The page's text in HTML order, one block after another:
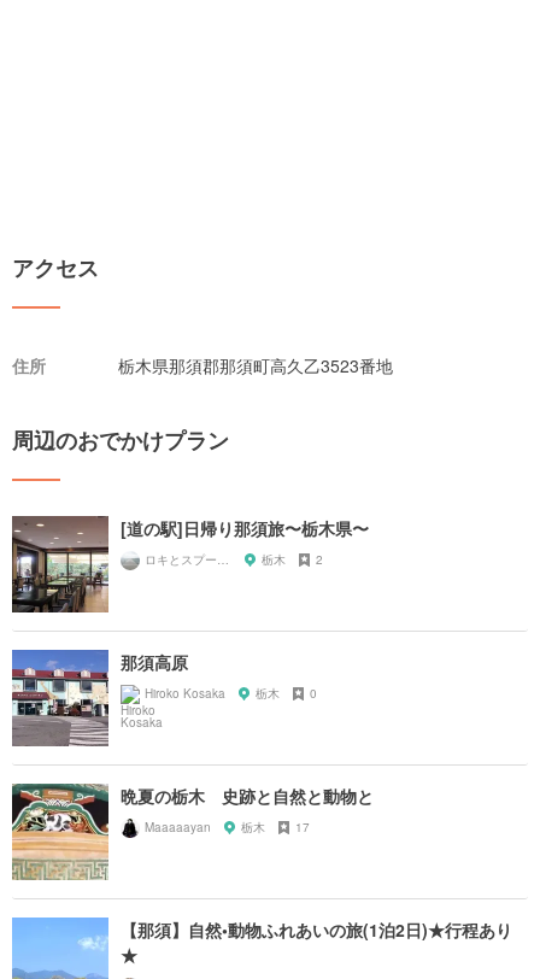
アクセス
住所 栃木県那須郡那須町高久乙3523番地
周辺のおでかけプラン
[道の駅]日帰り那須旅〜栃木県〜
栃木 2
那須高原
Hiroko Kosaka 栃木 0
晩夏の栃木 史跡と自然と動物と
Maaaaayan 栃木 17
【那須】自然•動物ふれあいの旅(1泊2日)★行程あり
★